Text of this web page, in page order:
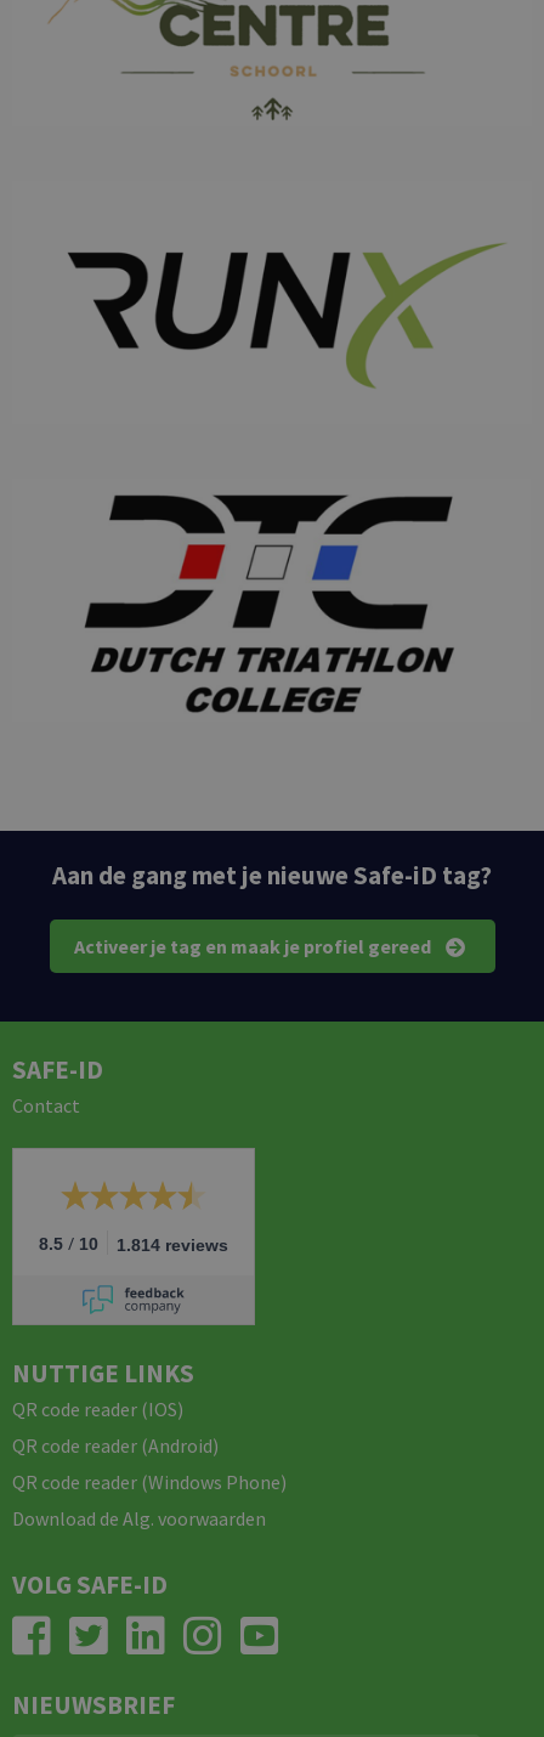
Aan de gang met je nieuwe Safe-iD tag?
Activeer je tag en maak je profiel gereed
SAFE-ID
Contact
8.5 / 10 1.814 reviews
NUTTIGE LINKS
QR code reader (IOS)
QR code reader (Android)
QR code reader (Windows Phone)
Download de Alg. voorwaarden
VOLG SAFE-ID
NIEUWSBRIEF